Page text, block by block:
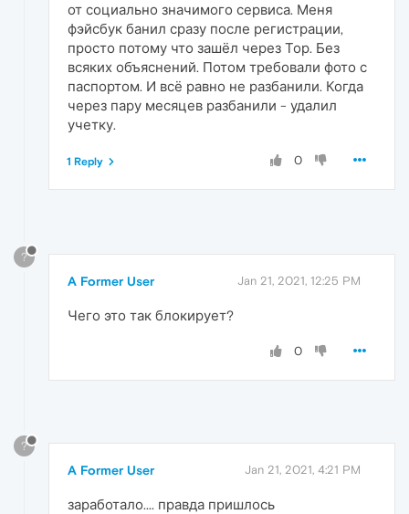
от социально значимого сервиса. Меня
фэйсбук банил сразу после регистрации,
просто потому что зашёл через Тор. Без
всяких объяснений. Потом требовали фото с
паспортом. И всё равно не разбанили. Когда
через пару месяцев разбанили - удалил
учетку.
0
1 Reply
?
A Former User Jan 21, 2021, 12:25 PM
Чего это так блокирует?
0
?
A Former User Jan 21, 2021, 4:21 PM
заработало.... правда пришлось